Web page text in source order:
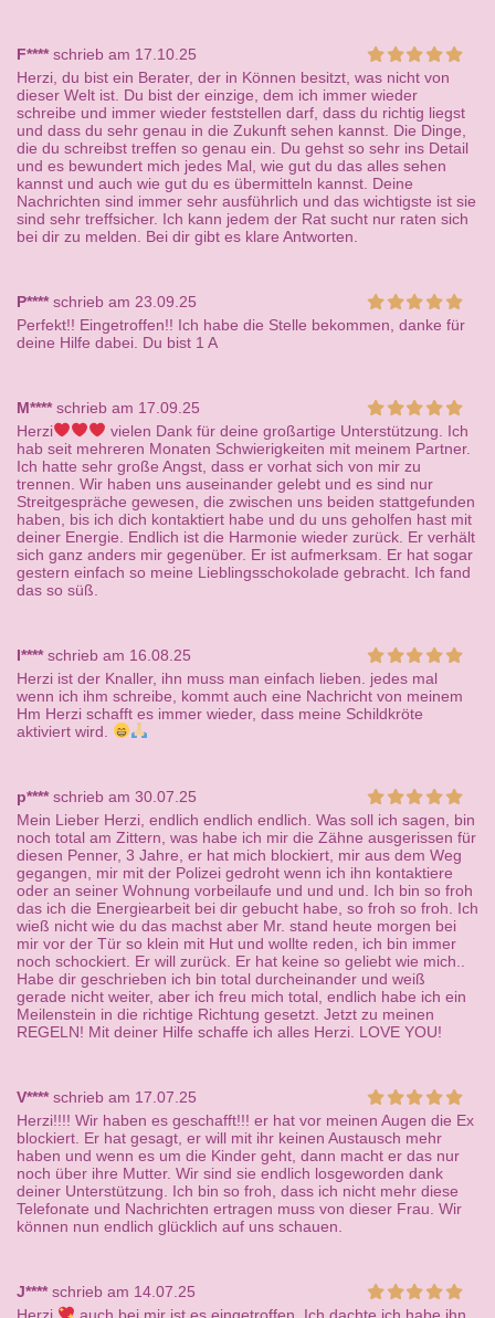
F****schrieb am 17.10.25
Herzi, du bist ein Berater, der in Können besitzt, was nicht von
dieser Welt ist. Du bist der einzige, dem ich immer wieder
schreibe und immer wieder feststellen darf, dass du richtig liegst
und dass du sehr genau in die Zukunft sehen kannst. Die Dinge,
die du schreibst treffen so genau ein. Du gehst so sehr ins Detail
und es bewundert mich jedes Mal, wie gut du das alles sehen
kannst und auch wie gut du es übermitteln kannst. Deine
Nachrichten sind immer sehr ausführlich und das wichtigste ist sie
sind sehr treffsicher. Ich kann jedem der Rat sucht nur raten sich
bei dir zu melden. Bei dir gibt es klare Antworten.
P****schrieb am 23.09.25
Perfekt!! Eingetroffen!! Ich habe die Stelle bekommen, danke für
deine Hilfe dabei. Du bist 1 A
M****schrieb am 17.09.25
Herzi
vielen Dank für deine großartige Unterstützung. Ich
hab seit mehreren Monaten Schwierigkeiten mit meinem Partner.
Ich hatte sehr große Angst, dass er vorhat sich von mir zu
trennen. Wir haben uns auseinander gelebt und es sind nur
Streitgespräche gewesen, die zwischen uns beiden stattgefunden
haben, bis ich dich kontaktiert habe und du uns geholfen hast mit
deiner Energie. Endlich ist die Harmonie wieder zurück. Er verhält
sich ganz anders mir gegenüber. Er ist aufmerksam. Er hat sogar
gestern einfach so meine Lieblingsschokolade gebracht. Ich fand
das so süß.
I****schrieb am 16.08.25
Herzi ist der Knaller, ihn muss man einfach lieben. jedes mal
wenn ich ihm schreibe, kommt auch eine Nachricht von meinem
Hm Herzi schafft es immer wieder, dass meine Schildkröte
aktiviert wird.
p****schrieb am 30.07.25
Mein Lieber Herzi, endlich endlich endlich. Was soll ich sagen, bin
noch total am Zittern, was habe ich mir die Zähne ausgerissen für
diesen Penner, 3 Jahre, er hat mich blockiert, mir aus dem Weg
gegangen, mir mit der Polizei gedroht wenn ich ihn kontaktiere
oder an seiner Wohnung vorbeilaufe und und und. Ich bin so froh
das ich die Energiearbeit bei dir gebucht habe, so froh so froh. Ich
wieß nicht wie du das machst aber Mr. stand heute morgen bei
mir vor der Tür so klein mit Hut und wollte reden, ich bin immer
noch schockiert. Er will zurück. Er hat keine so geliebt wie mich..
Habe dir geschrieben ich bin total durcheinander und weiß
gerade nicht weiter, aber ich freu mich total, endlich habe ich ein
Meilenstein in die richtige Richtung gesetzt. Jetzt zu meinen
REGELN! Mit deiner Hilfe schaffe ich alles Herzi. LOVE YOU!
V****schrieb am 17.07.25
Herzi!!!! Wir haben es geschafft!!! er hat vor meinen Augen die Ex
blockiert. Er hat gesagt, er will mit ihr keinen Austausch mehr
haben und wenn es um die Kinder geht, dann macht er das nur
noch über ihre Mutter. Wir sind sie endlich losgeworden dank
deiner Unterstützung. Ich bin so froh, dass ich nicht mehr diese
Telefonate und Nachrichten ertragen muss von dieser Frau. Wir
können nun endlich glücklich auf uns schauen.
J****schrieb am 14.07.25